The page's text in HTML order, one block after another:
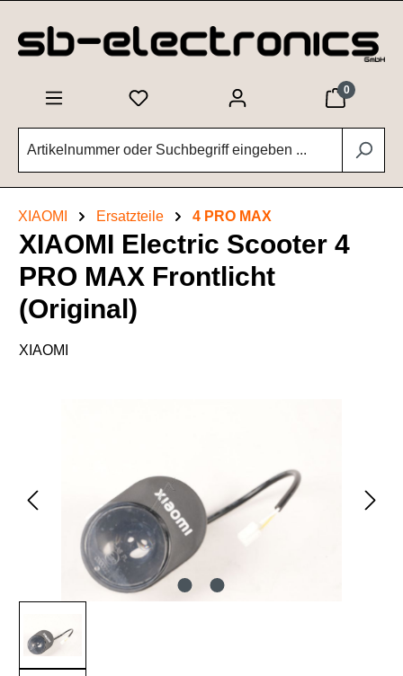
0
XIAOMI Ersatzteile 4 PRO MAX
XIAOMI Electric Scooter 4
PRO MAX Frontlicht
(Original)
XIAOMI